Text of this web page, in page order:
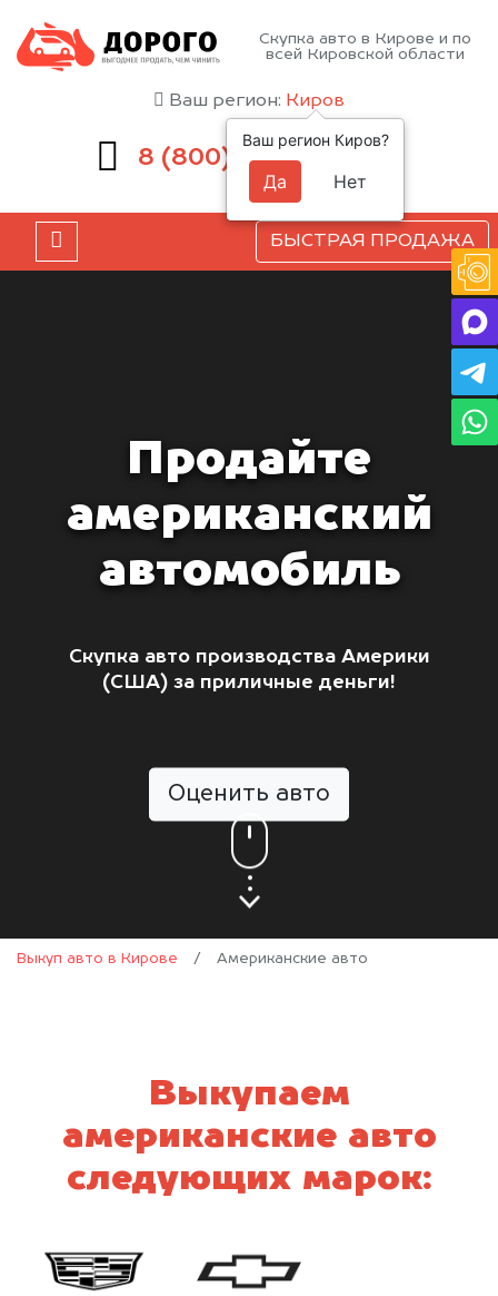
Скупка авто в Кирове и по
всей Кировской области
Ваш регион: Киров
8 (800) 551-81-15
БЫСТРАЯ ПРОДАЖА
Продайте
американский
автомобиль
Скупка авто производства Америки
(США) за приличные деньги!
Оценить авто
Выкуп авто в Кирове / Американские авто
Выкупаем
американские авто
следующих марок:
Ваш регион Киров?
Да Нет